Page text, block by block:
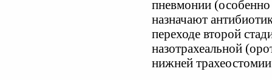
пневмонии (особенно
назначают
переходе второй
назотрахеальной
нижней